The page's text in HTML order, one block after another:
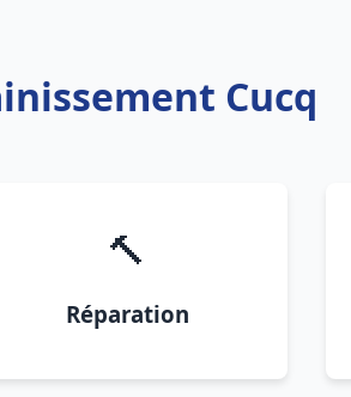
Cucq
🔨
Réparation